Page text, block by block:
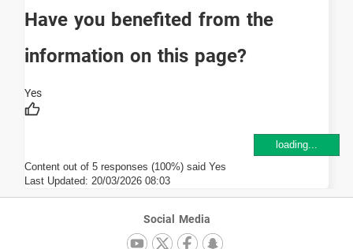
Have you benefited from the
information on this page?
loading...
Content out of 5 responses (100%) said Yes
Last Updated: 20/03/2026 08:03
Social Media